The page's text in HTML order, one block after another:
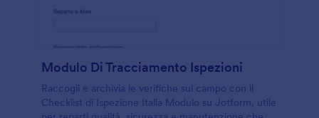
Modulo Di Tracciamento Ispezioni
Raccogli e archivia le verifiche sul campo con il
Checklist di Ispezione Italia Modulo su Jotform, utile